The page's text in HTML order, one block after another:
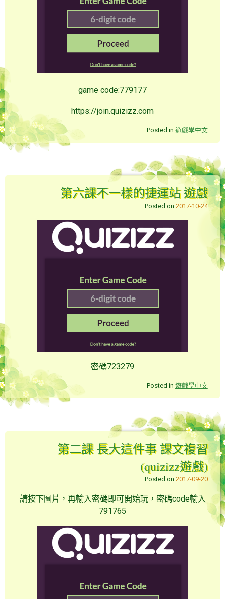
game code:779177
https://join.quizizz.com
Posted in 遊戲學中文
第六課不一樣的捷運站 遊戲
Posted on 2017-10-24
密碼723279
Posted in 遊戲學中文
第二課 長大這件事 課文複習
(quizizz遊戲)
Posted on 2017-09-20
請按下圖片，再輸入密碼即可開始玩，密碼code輸入
791765